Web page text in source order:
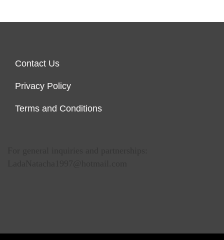
Contact Us
Privacy Policy
Terms and Conditions